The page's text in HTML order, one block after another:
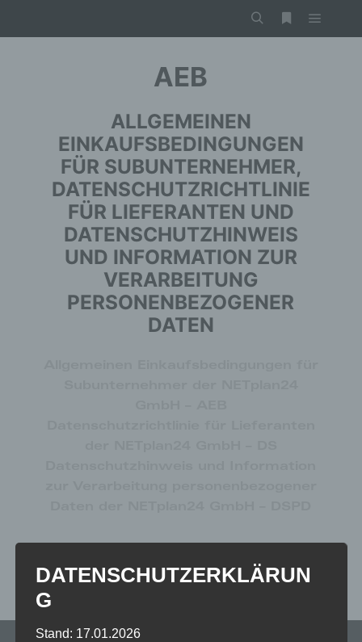
AEB
ALLGEMEINEN
EINKAUFSBEDINGUNGEN
FÜR SUBUNTERNEHMER,
DATENSCHUTZRICHTLINIE
FÜR LIEFERANTEN UND
DATENSCHUTZHINWEIS
UND INFORMATION ZUR
VERARBEITUNG
PERSONENBEZOGENER
DATEN
DATENSCHUTZERKLÄRUN
G
Stand: 17.01.2026